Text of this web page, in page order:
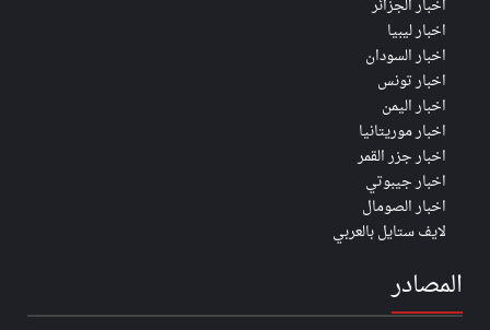
اخبار الجزائر
اخبار ليبيا
اخبار السودان
اخبار تونس
اخبار اليمن
اخبار موريتانيا
اخبار جزر القمر
اخبار جيبوتي
اخبار الصومال
لايف ستايل بالعربي
المصادر